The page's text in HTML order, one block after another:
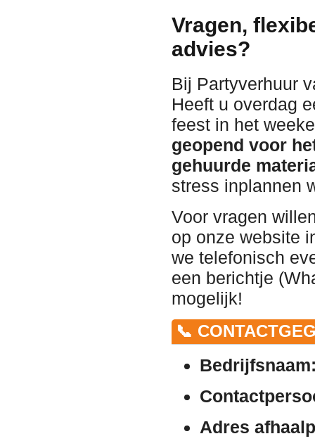
Vragen,
advies?
Bij Partyverhuur
Heeft u overdag
feest in het
geopend voor
gehuurde
stress inplannen
Voor vragen
op onze website
we telefonisch
een berichtje
mogelijk!
📞
Adres